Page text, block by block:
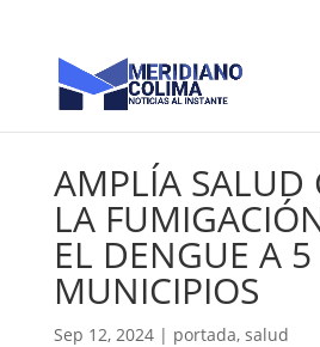
AMPLÍA SALUD
LA
EL DENGUE A 5
MUNICIPIOS
Sep 12, 2024| portada, salud